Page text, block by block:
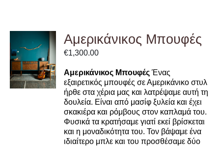
ADD TO
CART
/
DETAILS
Αμερικάνικος Μπουφές
€1,300.00
Αμερικάνικος Μπουφές Ένας
εξαιρετικός μπουφές σε Αμερικάνικο στυλ
ήρθε στα χέρια μας και λατρέψαμε αυτή τη
δουλεία. Είναι από μασίφ ξυλεία και έχει
σκακιέρα και ρόμβους στον καπλαμά του.
Φυσικά τα κρατήσαμε γιατί εκεί βρίσκεται
και η μοναδικότητα του. Τον βάψαμε ένα
ιδιαίτερο μπλε και του προσθέσαμε δύο